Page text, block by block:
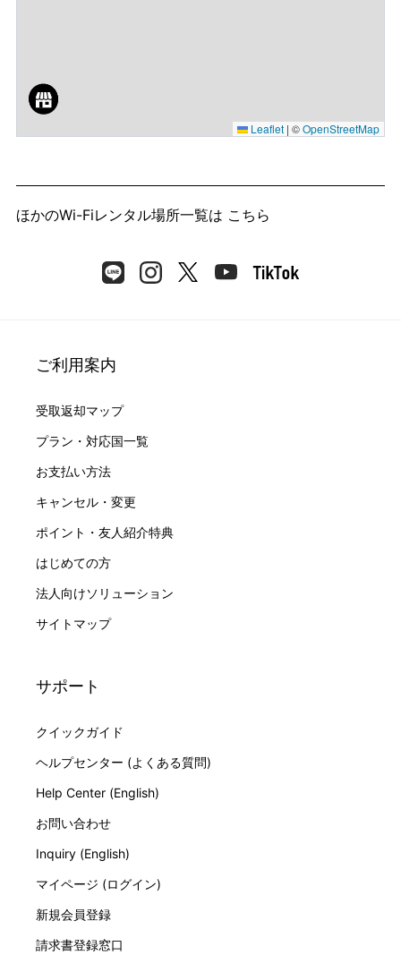
Leaflet | ©OpenStreetMap
ほかのWi-Fiレンタル場所一覧は こちら
ご利用案内
受取返却マップ
プラン・対応国一覧
お支払い方法
キャンセル・変更
ポイント・友人紹介特典
はじめての方
法人向けソリューション
サイトマップ
サポート
クイックガイド
ヘルプセンター (よくある質問)
Help Center (English)
お問い合わせ
Inquiry (English)
マイページ (ログイン)
新規会員登録
請求書登録窓口